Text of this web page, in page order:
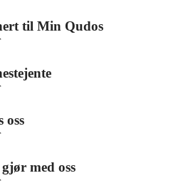
til Min Qudos
oss
med oss